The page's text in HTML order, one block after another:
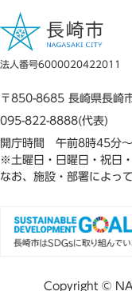
法人番号6000020422011
〒850-8685 長崎県長崎
095-822-8888(代表)
開庁時間 午前8時45分
※土曜日・日曜日・祝日
なお、施設・部署によっ
Copyright ©